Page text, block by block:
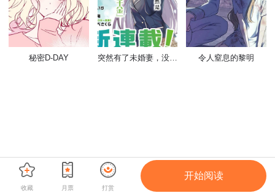
秘密D-DAY 突然有了未婚妻，没想到对方竟是闻名全校的“反派千金”，这该如何是好？ 令人窒息的黎明
收藏 月票 打赏
开始阅读